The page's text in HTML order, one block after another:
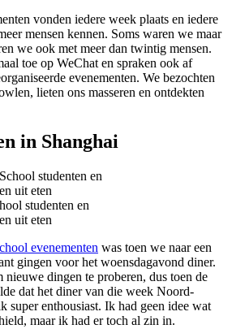
vonden iedere week plaats en iedere
mensen kennen. Soms waren we maar
we ook met meer dan twintig mensen.
toe op WeChat en spraken ook af
evenementen. We bezochten
lieten ons masseren en ontdekten
in Shanghai
studenten en
uit eten
evenementen was toen we naar een
gingen voor het woensdagavond diner.
dingen te proberen, dus toen de
dat het diner van die week Noord-
super enthousiast. Ik had geen idee wat
maar ik had er toch al zin in.